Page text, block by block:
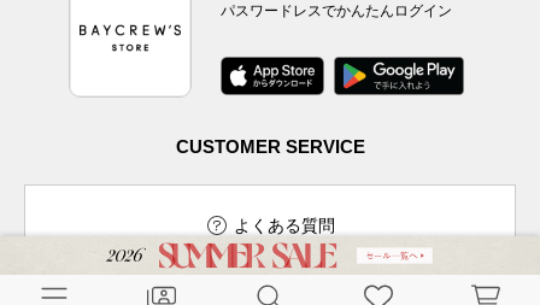
パスワードレスでかんたんログイン
CUSTOMER SERVICE
よくある質問